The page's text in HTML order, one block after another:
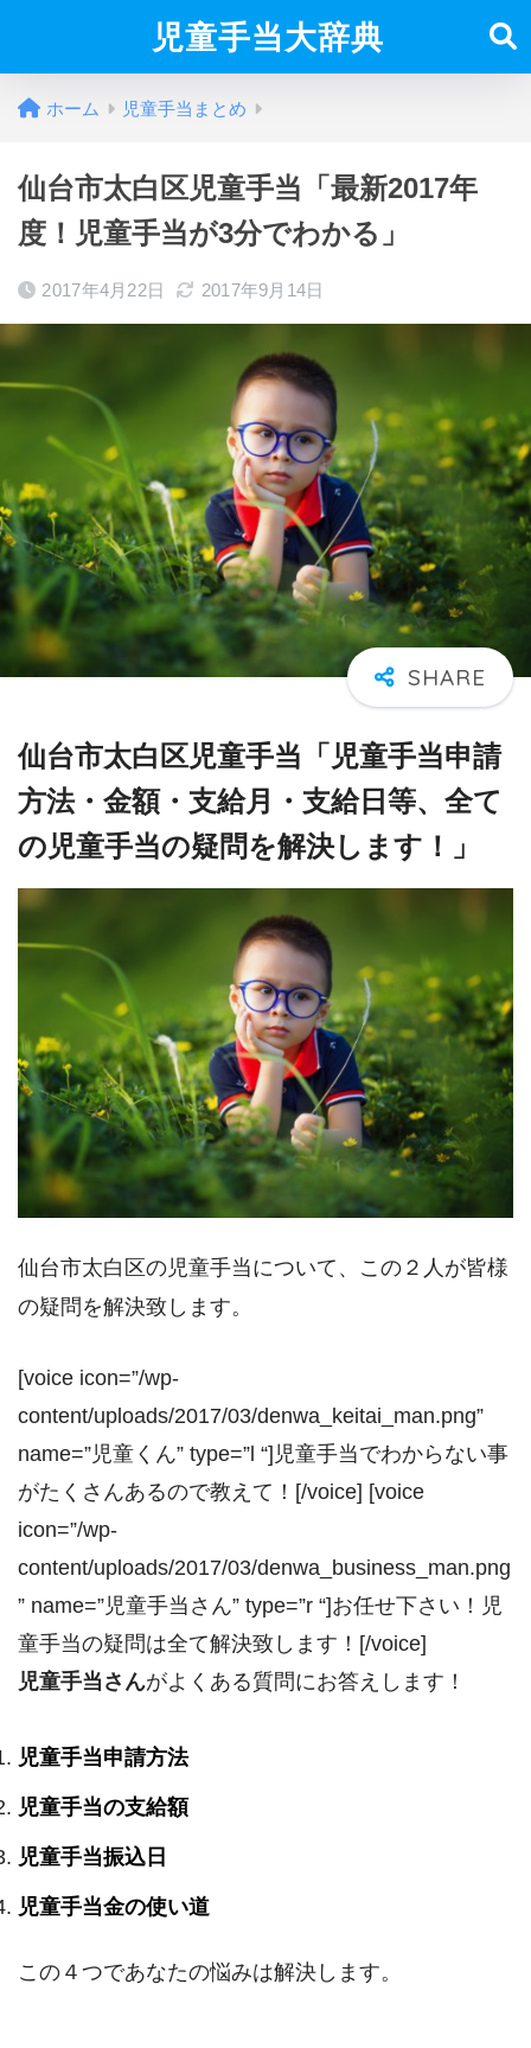
児童手当大辞典
ホーム 児童手当まとめ
仙台市太白区児童手当「最新2017年
度！児童手当が3分でわかる」
2017年4月22日 2017年9月14日
仙台市太白区児童手当「児童手当申請
方法・金額・支給月・支給日等、全て
の児童手当の疑問を解決します！」
仙台市太白区の児童手当について、この２人が皆様
の疑問を解決致します。
[voice icon=”/wp-
content/uploads/2017/03/denwa_keitai_man.png”
name=”児童くん” type=”l “]児童手当でわからない事
がたくさんあるので教えて！[/voice] [voice
icon=”/wp-
content/uploads/2017/03/denwa_business_man.png
” name=”児童手当さん” type=”r “]お任せ下さい！児
童手当の疑問は全て解決致します！[/voice]
児童手当さんがよくある質問にお答えします！
児童手当申請方法
児童手当の支給額
児童手当振込日
児童手当金の使い道
この４つであなたの悩みは解決します。